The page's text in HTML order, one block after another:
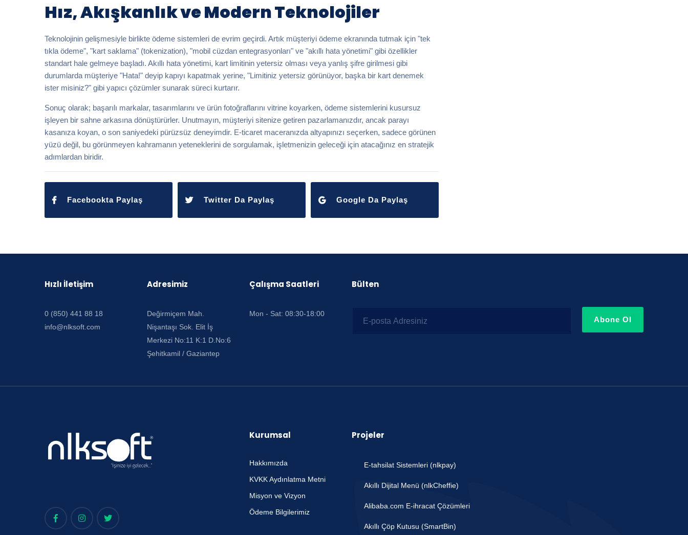
Hız, Akışkanlık ve Modern Teknolojiler
Teknolojinin gelişmesiyle birlikte ödeme sistemleri de evrim geçirdi. Artık müşteriyi ödeme ekranında tutmak için "tek
tıkla ödeme", "kart saklama" (tokenization), "mobil cüzdan entegrasyonları" ve "akıllı hata yönetimi" gibi özellikler
standart hale gelmeye başladı. Akıllı hata yönetimi, kart limitinin yetersiz olması veya yanlış şifre girilmesi gibi
durumlarda müşteriye "Hata!" deyip kapıyı kapatmak yerine, "Limitiniz yetersiz görünüyor, başka bir kart denemek
ister misiniz?" gibi yapıcı çözümler sunarak süreci kurtarır.
Sonuç olarak; başarılı markalar, tasarımlarını ve ürün fotoğraflarını vitrine koyarken, ödeme sistemlerini kusursuz
işleyen bir sahne arkasına dönüştürürler. Unutmayın, müşteriyi sitenize getiren pazarlamanızdır, ancak parayı
kasanıza koyan, o son saniyedeki pürüzsüz deneyimdir. E-ticaret maceranızda altyapınızı seçerken, sadece görünen
yüzü değil, bu görünmeyen kahramanın yeteneklerini de sorgulamak, işletmenizin geleceği için atacağınız en stratejik
adımlardan biridir.
Facebookta Paylaş Twitter Da Paylaş Google Da Paylaş
Hızlı İletişim
0 (850) 441 88 18
info@nlksoft.com
Adresimiz
Değirmiçem Mah.
Nişantaşı Sok. Elit İş
Merkezi No:11 K:1 D.No:6
Şehitkamil / Gaziantep
Çalışma Saatleri
Mon - Sat: 08:30-18:00
Bülten
Abone Ol
Kurumsal
Hakkımızda
KVKK Aydınlatma Metni
Misyon ve Vizyon
Ödeme Bilgilerimiz
Projeler
E-tahsilat Sistemleri (nlkpay)
Akıllı Dijital Menü (nlkCheffie)
Alibaba.com E-ihracat Çözümleri
Akıllı Çöp Kutusu (SmartBin)